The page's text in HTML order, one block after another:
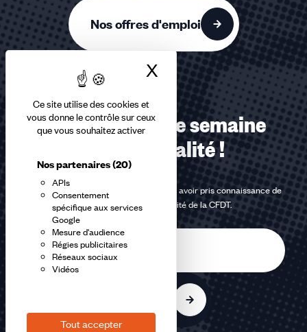
Ce site utilise des cookies et
vous donne le contrôle sur ceux
que vous souhaitez activer
Nos partenaires(20)
APIs
Consentement
spécifique aux services
Google
Mesure d'audience
Régies publicitaires
Réseaux sociaux
Vidéos
Tout accepter
X Masquer le
Nos offres d'emploi
Recevez chaque semaine
notre actualité !
En m'inscrivant à la newsletter, j'affirme avoir pris connaissance de
lapolitique de confidentialité de la CFDT.